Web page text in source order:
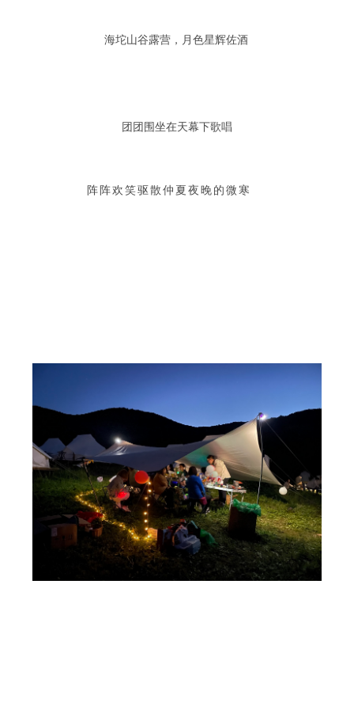
海坨山谷露营，月色星辉佐酒
团团围坐在天幕下歌唱
阵阵欢笑驱散仲夏夜晚的微寒